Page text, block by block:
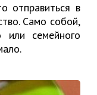
отправиться в
Само собой,
или семейного